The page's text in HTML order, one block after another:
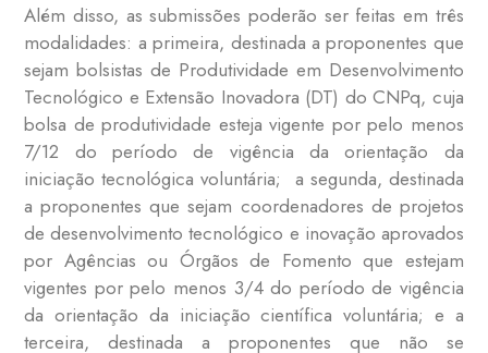
Além disso, as submissões poderão ser feitas em três
modalidades: a primeira, destinada a proponentes que
sejam bolsistas de Produtividade em Desenvolvimento
Tecnológico e Extensão Inovadora (DT) do CNPq, cuja
bolsa de produtividade esteja vigente por pelo menos
7/12 do período de vigência da orientação da
iniciação tecnológica voluntária; a segunda, destinada
a proponentes que sejam coordenadores de projetos
de desenvolvimento tecnológico e inovação aprovados
por Agências ou Órgãos de Fomento que estejam
vigentes por pelo menos 3/4 do período de vigência
da orientação da iniciação científica voluntária; e a
terceira, destinada a proponentes que não se